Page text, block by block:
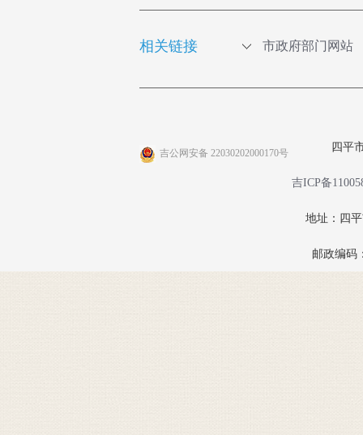
相关链接 市政府部门网站
吉公网安备 22030202000170号 四平
吉ICP备
地址：四
邮政编码